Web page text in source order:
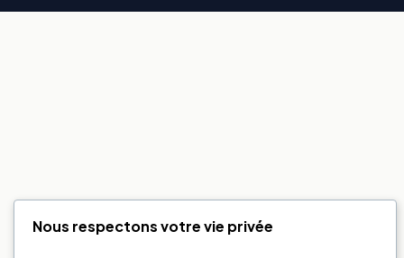
Nous respectons votre vie privée